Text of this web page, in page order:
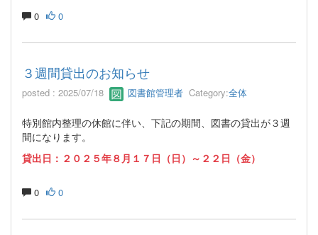
0 0
３週間貸出のお知らせ
posted : 2025/07/18 図書館管理者 Category:全体
特別館内整理の休館に伴い、下記の期間、図書の貸出が３週
間になります。
貸出日：２０２５年８月１７日（日）～２２日（金）
0 0